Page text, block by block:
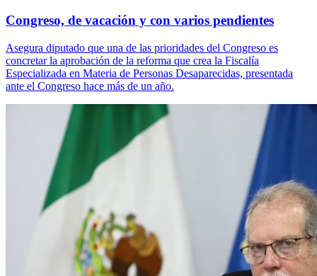
Congreso, de vacación y con varios pendientes
Asegura diputado que una de las prioridades del Congreso es
concretar la aprobación de la reforma que crea la Fiscalía
Especializada en Materia de Personas Desaparecidas, presentada
ante el Congreso hace más de un año.